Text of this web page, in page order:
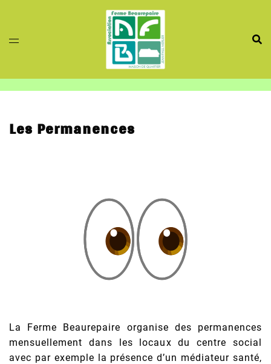
contenu
Les Permanences
La Ferme Beaurepaire organise des permanences
mensuellement dans les locaux du centre social
avec par exemple la présence d’un médiateur santé,